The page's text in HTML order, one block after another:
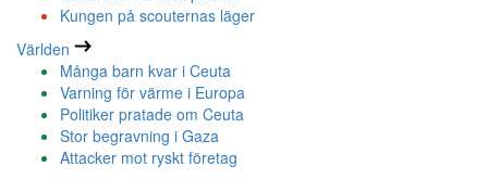
Kungen på scouternas läger
Världen
Många barn kvar i Ceuta
Varning för värme i Europa
Politiker pratade om Ceuta
Stor begravning i Gaza
Attacker mot ryskt företag